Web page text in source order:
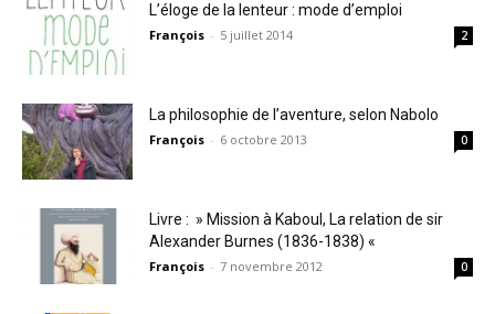
L’éloge de la lenteur : mode d’emploi
François - 5 juillet 2014 2
La philosophie de l’aventure, selon Nabolo
François - 6 octobre 2013 0
Livre : » Mission à Kaboul, La relation de sir
Alexander Burnes (1836-1838) «
François - 7 novembre 2012 0